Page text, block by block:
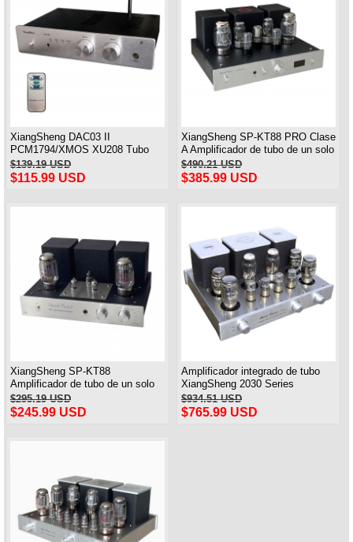
XiangSheng DAC03 II
PCM1794/XMOS XU208 Tubo
USB DAC HIFI 24bits/192khz
Decodificador Bluetooth
$139.19 USD
$115.99 USD
XiangSheng SP-KT88 PRO Clase
A Amplificador de tubo de un solo
extremo KT88/EL34/6550
Lámpara triodo Amplificador
Bluetooth
$490.21 USD
$385.99 USD
XiangSheng SP-KT88
Amplificador de tubo de un solo
extremo Clase A USB DAC MM
Phono Auriculares Bluetooth
$295.19 USD
$245.99 USD
Amplificador integrado de tubo
XiangSheng 2030 Series
KT88/6550/EL34 Clase A con
Bluetooth HIFI sin pérdidas
$934.51 USD
$765.99 USD